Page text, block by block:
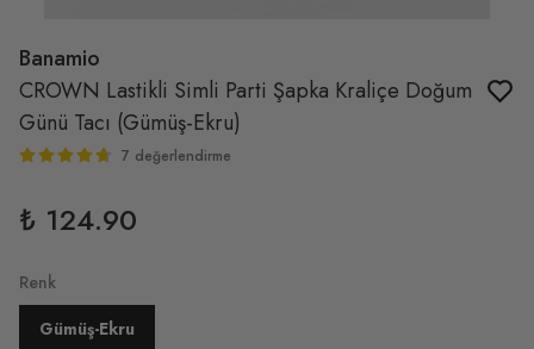
Banamio
CROWN Lastikli Simli Parti Şapka Kraliçe Doğum
Günü Tacı (Gümüş-Ekru)
7 değerlendirme
₺ 124.90
Renk
Gümüş-Ekru